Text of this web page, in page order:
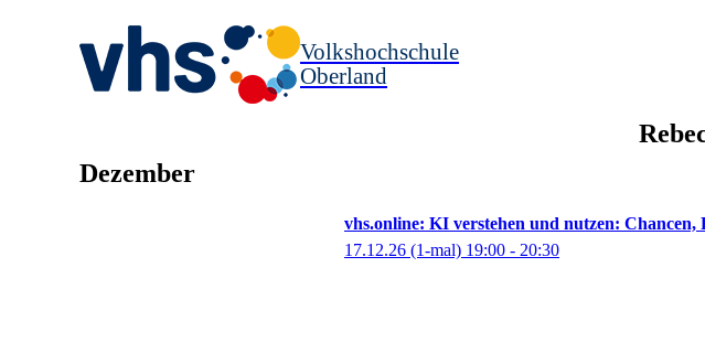
Volkshochschule
Oberland
Dezember
vhs.online: KI verstehen und nutzen:
17.12.26 (1-mal) 19:00 - 20:30